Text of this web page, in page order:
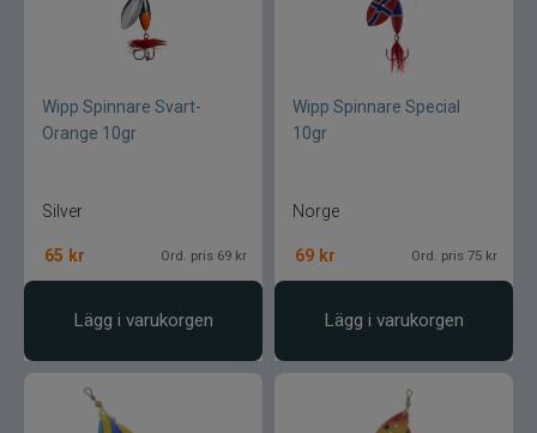
Wolfcreek Lures
X Zone
Yum
Wipp Spinnare Svart-
Orange 10gr
Silver
65 kr Ord. pris 69 kr
Lägg i varukorgen
Wipp Spinnare Special
10gr
Norge
69 kr Ord. pris 75 kr
Lägg i varukorgen